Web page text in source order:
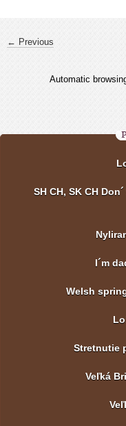
← Previous
Automatic
SH CH, SK CH
I´m
Welsh
Stretnutie
Veľká